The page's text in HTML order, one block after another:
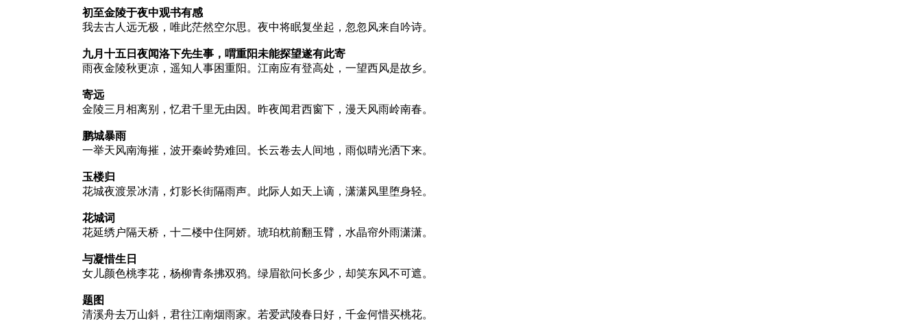
初至金陵于夜中观书有感
我去古人远无极，唯此茫然空尔思。夜中将眠复坐起，忽忽风来自吟诗。
九月十五日夜闻洛下先生事，喟重阳未能探望遂有此寄
雨夜金陵秋更凉，遥知人事困重阳。江南应有登高处，一望西风是故乡。
寄远
金陵三月相离别，忆君千里无由因。昨夜闻君西窗下，漫天风雨岭南春。
鹏城暴雨
一举天风南海摧，波开秦岭势难回。长云卷去人间地，雨似晴光洒下来。
玉楼归
花城夜渡景冰清，灯影长街隔雨声。此际人如天上谪，潇潇风里堕身轻。
花城词
花延绣户隔天桥，十二楼中住阿娇。琥珀枕前翻玉臂，水晶帘外雨潇潇。
与凝惜生日
女儿颜色桃李花，杨柳青条拂双鸦。绿眉欲问长多少，却笑东风不可遮。
题图
清溪舟去万山斜，君往江南烟雨家。若爱武陵春日好，千金何惜买桃花。